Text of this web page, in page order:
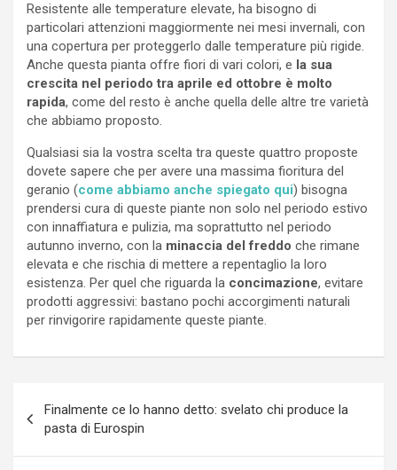
Resistente alle temperature elevate, ha bisogno di
particolari attenzioni maggiormente nei mesi invernali, con
una copertura per proteggerlo dalle temperature più rigide.
Anche questa pianta offre fiori di vari colori, e la sua
crescita nel periodo tra aprile ed ottobre è molto
rapida, come del resto è anche quella delle altre tre varietà
che abbiamo proposto.
Qualsiasi sia la vostra scelta tra queste quattro proposte
dovete sapere che per avere una massima fioritura del
geranio (come abbiamo anche spiegato qui) bisogna
prendersi cura di queste piante non solo nel periodo estivo
con innaffiatura e pulizia, ma soprattutto nel periodo
autunno inverno, con la minaccia del freddo che rimane
elevata e che rischia di mettere a repentaglio la loro
esistenza. Per quel che riguarda la concimazione, evitare
prodotti aggressivi: bastano pochi accorgimenti naturali
per rinvigorire rapidamente queste piante.
articoli
Finalmente ce lo hanno detto: svelato chi produce la
pasta di Eurospin